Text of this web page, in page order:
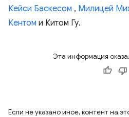
Кейси Баскесом , Милицей
Кентом и Китом Гу.
Эта информация
Если не указано иное, контент на